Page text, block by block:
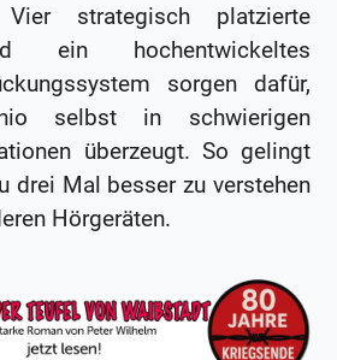
strategisch platzierte
ein hochentwickeltes
sorgen dafür,
selbst in schwierigen
überzeugt. So gelingt
drei Mal besser zu verstehen
Hörgeräten.